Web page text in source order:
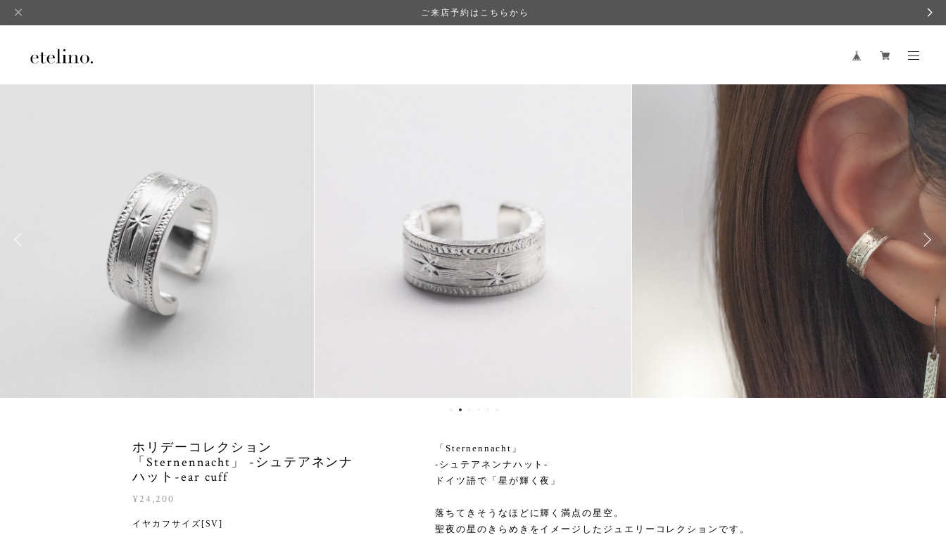
ご来店予約はこちらから
ホリデーコレクション
「Sternennacht」 -シュテアネンナ
ハット-ear cuff
¥24,200
イヤカフサイズ[SV]
「Sternennacht」
-シュテアネンナハット-
ドイツ語で「星が輝く夜」
落ちてきそうなほどに輝く満点の星空。
聖夜の星のきらめきをイメージしたジュエリーコレクションです。